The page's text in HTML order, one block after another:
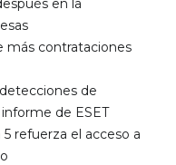
en la
más contrataciones
de
de ESET
refuerza el acceso a